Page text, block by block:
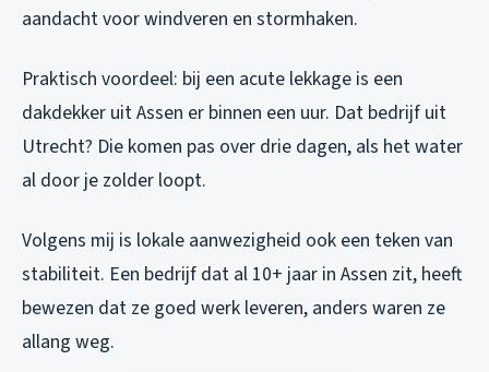
aandacht voor windveren en stormhaken.
Praktisch voordeel: bij een acute lekkage is een
dakdekker uit Assen er binnen een uur. Dat bedrijf uit
Utrecht? Die komen pas over drie dagen, als het water
al door je zolder loopt.
Volgens mij is lokale aanwezigheid ook een teken van
stabiliteit. Een bedrijf dat al 10+ jaar in Assen zit, heeft
bewezen dat ze goed werk leveren, anders waren ze
allang weg.